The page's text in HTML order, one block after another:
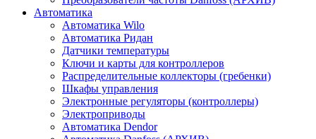
Автоматика
Автоматика Wilo
Автоматика Ридан
Датчики температуры
Ключи и карты для контроллеров
Распределительные коллекторы (гребенки)
Шкафы управления
Электронные регуляторы (контроллеры)
Электроприводы
Автоматика Dendor